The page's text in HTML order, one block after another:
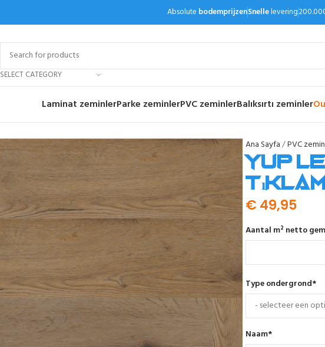
Absolute bodemprijzenSnellelevering
SELECT CATEGORY
Laminat zeminlerParke zeminlerPVC zeminlerBalıksırtı zeminler
Ana Sayfa PVC
YUP
€49,95
Aantal m² netto
Type ondergrond*
Naam*